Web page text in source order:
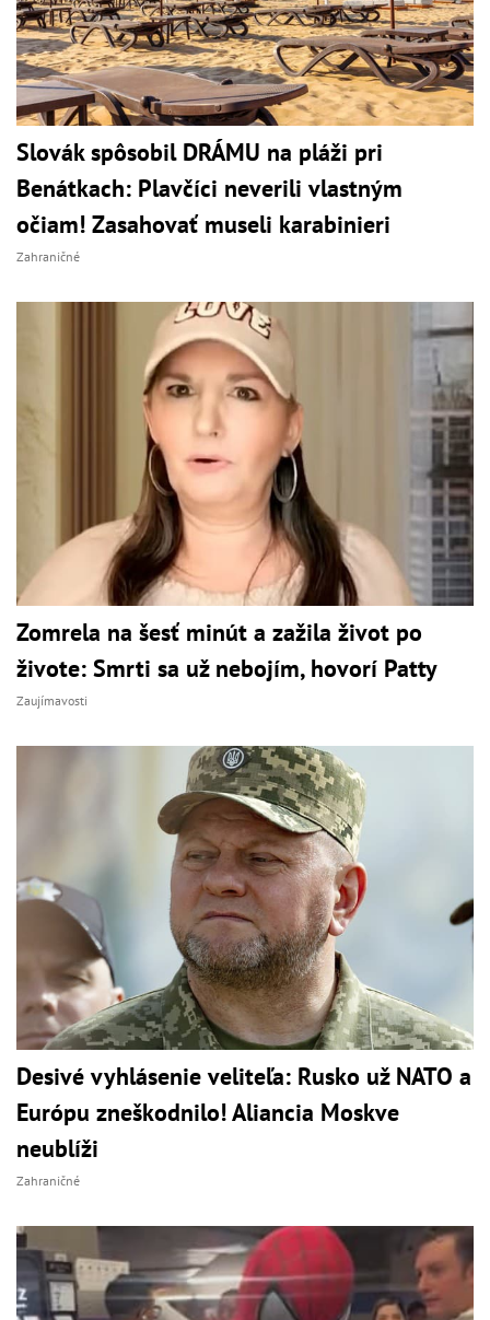
Slovák spôsobil DRÁMU na pláži pri
Benátkach: Plavčíci neverili vlastným
očiam! Zasahovať museli karabinieri
Zahraničné
Zomrela na šesť minút a zažila život po
živote: Smrti sa už nebojím, hovorí Patty
Zaujímavosti
Desivé vyhlásenie veliteľa: Rusko už NATO a
Európu zneškodnilo! Aliancia Moskve
neublíži
Zahraničné